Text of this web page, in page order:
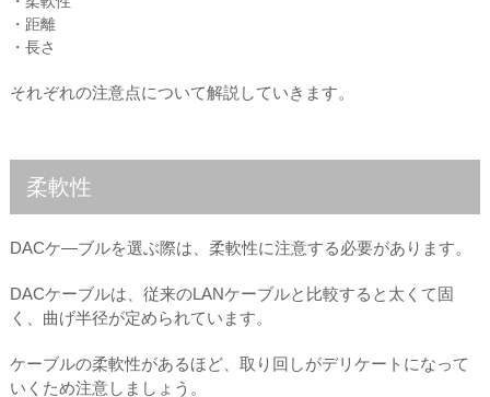
・距離
・長さ
それぞれの注意点について解説していきます。
柔軟性
DACケ―ブルを選ぶ際は、柔軟性に注意する必要があります。
DACケーブルは、従来のLANケーブルと比較すると太くて固
く、曲げ半径が定められています。
ケーブルの柔軟性があるほど、取り回しがデリケートになって
いくため注意しましょう。